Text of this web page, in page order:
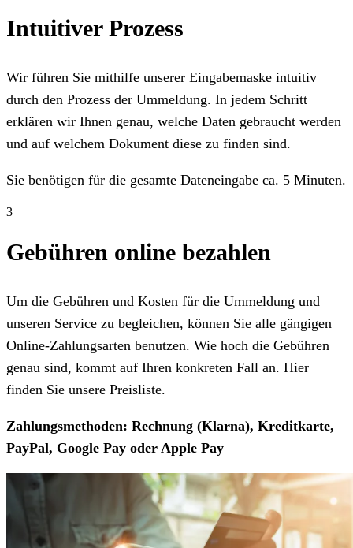
Intuitiver Prozess
Wir führen Sie mithilfe unserer Eingabemaske intuitiv
durch den Prozess der Ummeldung. In jedem Schritt
erklären wir Ihnen genau, welche Daten gebraucht werden
und auf welchem Dokument diese zu finden sind.
Sie benötigen für die gesamte Dateneingabe ca. 5 Minuten.
3
Gebühren online bezahlen
Um die Gebühren und Kosten für die Ummeldung und
unseren Service zu begleichen, können Sie alle gängigen
Online-Zahlungsarten benutzen. Wie hoch die Gebühren
genau sind, kommt auf Ihren konkreten Fall an. Hier
finden Sie unsere Preisliste.
Zahlungsmethoden: Rechnung (Klarna), Kreditkarte,
PayPal, Google Pay oder Apple Pay